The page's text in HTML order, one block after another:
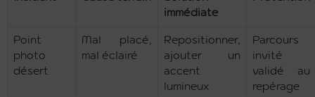
immédiate
Point
photo
désert
Mal placé,
mal éclairé
Repositionner,
ajouter un
accent
lumineux
Parcours
invité
validé au
repérage